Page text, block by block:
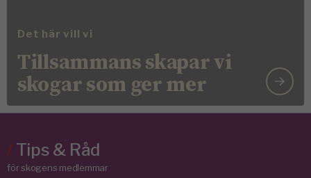
Det här vill vi
Tillsammans skapar vi
skogar som ger mer
/Tips & Råd
för skogens medlemmar